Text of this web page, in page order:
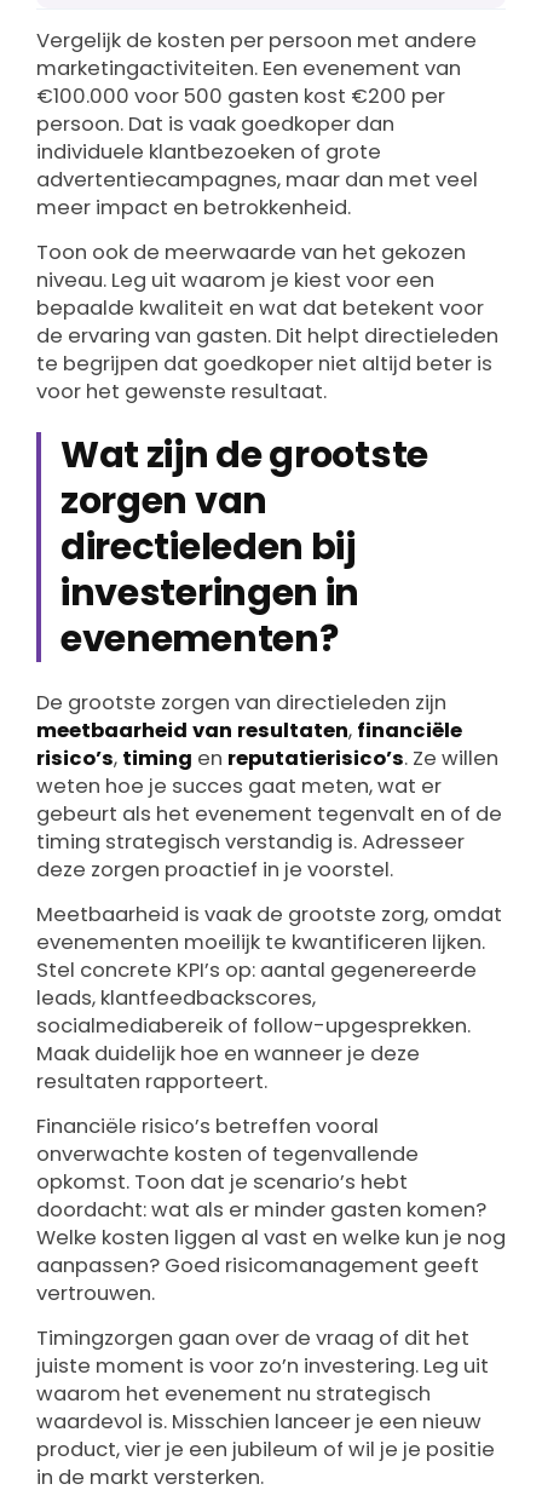
Vergelijk de kosten per persoon met andere
marketingactiviteiten. Een evenement van
€100.000 voor 500 gasten kost €200 per
persoon. Dat is vaak goedkoper dan
individuele klantbezoeken of grote
advertentiecampagnes, maar dan met veel
meer impact en betrokkenheid.
Toon ook de meerwaarde van het gekozen
niveau. Leg uit waarom je kiest voor een
bepaalde kwaliteit en wat dat betekent voor
de ervaring van gasten. Dit helpt directieleden
te begrijpen dat goedkoper niet altijd beter is
voor het gewenste resultaat.
Wat zijn de grootste
zorgen van
directieleden bij
investeringen in
evenementen?
De grootste zorgen van directieleden zijn
meetbaarheid van resultaten, financiële
risico’s, timing en reputatierisico’s. Ze willen
weten hoe je succes gaat meten, wat er
gebeurt als het evenement tegenvalt en of de
timing strategisch verstandig is. Adresseer
deze zorgen proactief in je voorstel.
Meetbaarheid is vaak de grootste zorg, omdat
evenementen moeilijk te kwantificeren lijken.
Stel concrete KPI’s op: aantal gegenereerde
leads, klantfeedbackscores,
socialmediabereik of follow-upgesprekken.
Maak duidelijk hoe en wanneer je deze
resultaten rapporteert.
Financiële risico’s betreffen vooral
onverwachte kosten of tegenvallende
opkomst. Toon dat je scenario’s hebt
doordacht: wat als er minder gasten komen?
Welke kosten liggen al vast en welke kun je nog
aanpassen? Goed risicomanagement geeft
vertrouwen.
Timingzorgen gaan over de vraag of dit het
juiste moment is voor zo’n investering. Leg uit
waarom het evenement nu strategisch
waardevol is. Misschien lanceer je een nieuw
product, vier je een jubileum of wil je je positie
in de markt versterken.